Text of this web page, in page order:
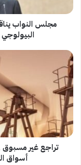
البيولوجي
بحضور
الليبي
مجلس النواب
تراجع
غير
مسبوق
في
إنتاج
النفط
السعودي
يضغط
على
أسواقتراجع غير
أسواق